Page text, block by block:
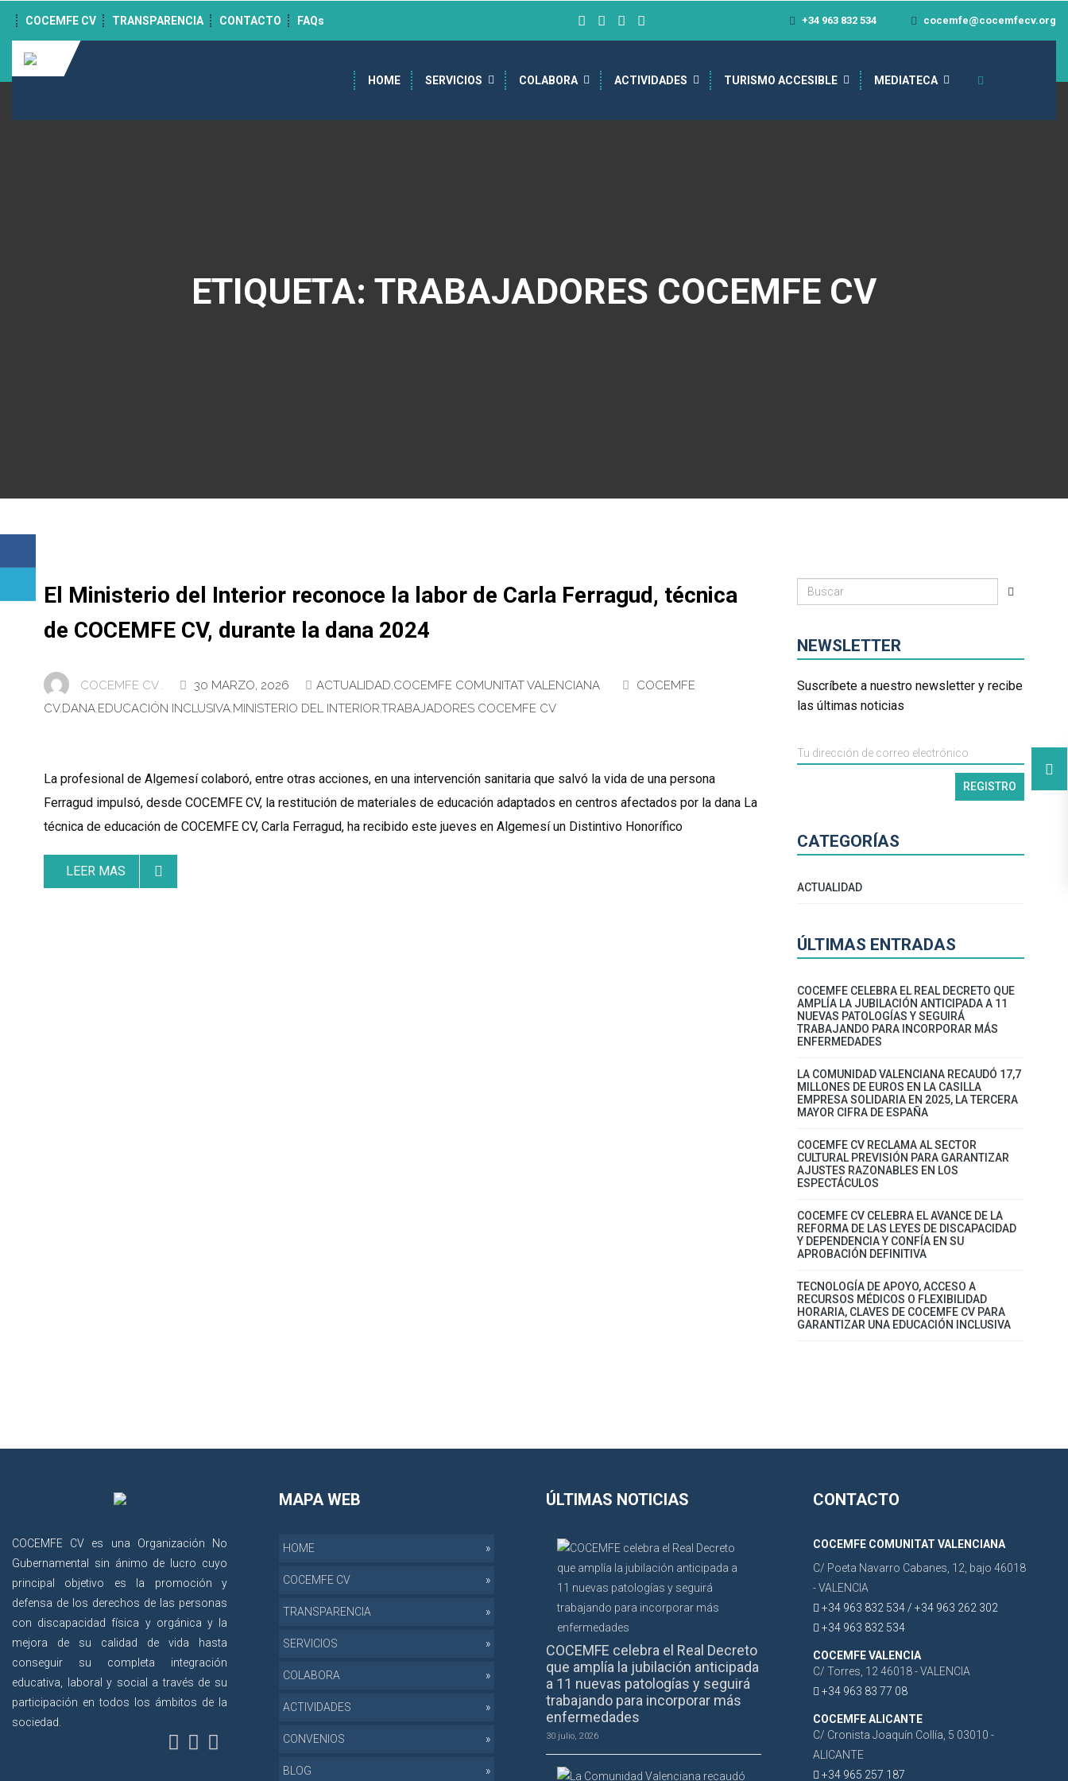
COCEMFE CV
TRANSPARENCIA CONTACTO FAQs +34 963 832 534 cocemfe@cocemfecv.org
HOME SERVICIOS COLABORA ACTIVIDADES TURISMO ACCESIBLE MEDIATECA
ETIQUETA: TRABAJADORES COCEMFE CV
El Ministerio del Interior reconoce la labor de Carla Ferragud, técnica
de COCEMFE CV, durante la dana 2024
COCEMFE CV . 30 MARZO, 2026 ACTUALIDAD,COCEMFE COMUNITAT VALENCIANA
COCEMFE
CV,DANA,EDUCACIÓN INCLUSIVA,MINISTERIO DEL INTERIOR,TRABAJADORES COCEMFE CV
La profesional de Algemesí colaboró, entre otras acciones, en una intervención sanitaria que salvó la vida de una persona
Ferragud impulsó, desde COCEMFE CV, la restitución de materiales de educación adaptados en centros afectados por la dana La
técnica de educación de COCEMFE CV, Carla Ferragud, ha recibido este jueves en Algemesí un Distintivo Honorífico
LEER MAS
NEWSLETTER
Suscríbete a nuestro newsletter y recibe
las últimas noticias
CATEGORÍAS
ACTUALIDAD
ÚLTIMAS ENTRADAS
COCEMFE CELEBRA EL REAL DECRETO QUE
AMPLÍA LA JUBILACIÓN ANTICIPADA A 11
NUEVAS PATOLOGÍAS Y SEGUIRÁ
TRABAJANDO PARA INCORPORAR MÁS
ENFERMEDADES
LA COMUNIDAD VALENCIANA RECAUDÓ 17,7
MILLONES DE EUROS EN LA CASILLA
EMPRESA SOLIDARIA EN 2025, LA TERCERA
MAYOR CIFRA DE ESPAÑA
COCEMFE CV RECLAMA AL SECTOR
CULTURAL PREVISIÓN PARA GARANTIZAR
AJUSTES RAZONABLES EN LOS
ESPECTÁCULOS
COCEMFE CV CELEBRA EL AVANCE DE LA
REFORMA DE LAS LEYES DE DISCAPACIDAD
Y DEPENDENCIA Y CONFÍA EN SU
APROBACIÓN DEFINITIVA
TECNOLOGÍA DE APOYO, ACCESO A
RECURSOS MÉDICOS O FLEXIBILIDAD
HORARIA, CLAVES DE COCEMFE CV PARA
GARANTIZAR UNA EDUCACIÓN INCLUSIVA
COCEMFE CV es una Organización No
Gubernamental sin ánimo de lucro cuyo
principal objetivo es la promoción y
defensa de los derechos de las personas
con discapacidad física y orgánica y la
mejora de su calidad de vida hasta
conseguir su completa integración
educativa, laboral y social a través de su
participación en todos los ámbitos de la
sociedad.
MAPA WEB
HOME
COCEMFE CV
TRANSPARENCIA
SERVICIOS
COLABORA
ACTIVIDADES
CONVENIOS
BLOG
ÚLTIMAS NOTICIAS
COCEMFE celebra el Real Decreto
que amplía la jubilación anticipada
a 11 nuevas patologías y seguirá
trabajando para incorporar más
enfermedades
30 julio, 2026
CONTACTO
COCEMFE COMUNITAT VALENCIANA
C/ Poeta Navarro Cabanes, 12, bajo 46018
- VALENCIA
+34 963 832 534 / +34 963 262 302
+34 963 832 534
COCEMFE VALENCIA
C/ Torres, 12 46018 - VALENCIA
+34 963 83 77 08
COCEMFE ALICANTE
C/ Cronista Joaquín Collía, 5 03010 -
ALICANTE
+34 965 257 187